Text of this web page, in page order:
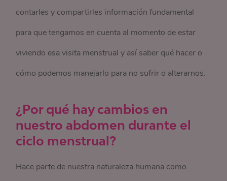
contarles y compartirles información fundamental
para que tengamos en cuenta al momento de estar
viviendo esa visita menstrual y así saber qué hacer o
cómo podemos manejarlo para no sufrir o alterarnos.
¿Por qué hay cambios en
nuestro abdomen durante el
ciclo menstrual?
Hace parte de nuestra naturaleza humana como